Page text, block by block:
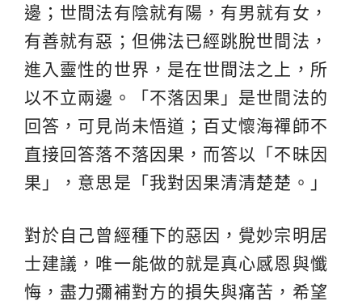
邊；世間法有陰就有陽，有男就有女，
有善就有惡；但佛法已經跳脫世間法，
進入靈性的世界，是在世間法之上，所
以不立兩邊。「不落因果」是世間法的
回答，可見尚未悟道；百丈懷海禪師不
直接回答落不落因果，而答以「不昧因
果」，意思是「我對因果清清楚楚。」
對於自己曾經種下的惡因，覺妙宗明居
士建議，唯一能做的就是真心感恩與懺
悔，盡力彌補對方的損失與痛苦，希望